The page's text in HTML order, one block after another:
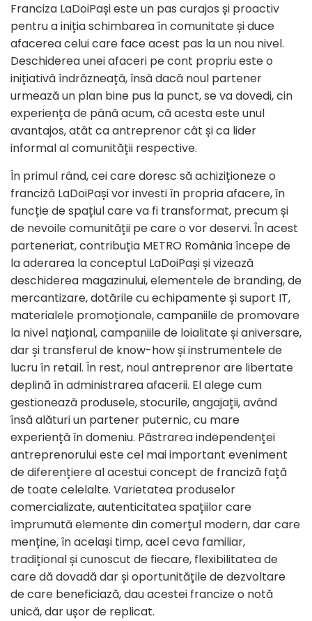
Franciza LaDoiPași este un pas curajos și proactiv
pentru a iniția schimbarea în comunitate și duce
afacerea celui care face acest pas la un nou nivel.
Deschiderea unei afaceri pe cont propriu este o
inițiativă îndrăzneață, însă dacă noul partener
urmează un plan bine pus la punct, se va dovedi, cin
experiența de până acum, că acesta este unul
avantajos, atât ca antreprenor cât și ca lider
informal al comunității respective.
În primul rând, cei care doresc să achiziționeze o
franciză LaDoiPași vor investi în propria afacere, în
funcție de spațiul care va fi transformat, precum și
de nevoile comunității pe care o vor deservi. În acest
parteneriat, contribuția METRO România începe de
la aderarea la conceptul LaDoiPași și vizează
deschiderea magazinului, elementele de branding, de
mercantizare, dotările cu echipamente și suport IT,
materialele promoționale, campaniile de promovare
la nivel național, campaniile de loialitate și aniversare,
dar și transferul de know-how și instrumentele de
lucru în retail. În rest, noul antreprenor are libertate
deplină în administrarea afacerii. El alege cum
gestionează produsele, stocurile, angajații, având
însă alături un partener puternic, cu mare
experiență în domeniu. Păstrarea independenței
antreprenorului este cel mai important eveniment
de diferențiere al acestui concept de franciză față
de toate celelalte. Varietatea produselor
comercializate, autenticitatea spațiilor care
împrumută elemente din comerțul modern, dar care
menține, în același timp, acel ceva familiar,
tradițional și cunoscut de fiecare, flexibilitatea de
care dă dovadă dar și oportunitățile de dezvoltare
de care beneficiază, dau acestei francize o notă
unică, dar ușor de replicat.